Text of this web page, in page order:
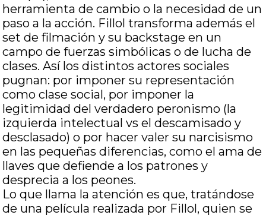
herramienta de cambio o la necesidad de un
paso a la acción. Fillol transforma además el
set de filmación y su backstage en un
campo de fuerzas simbólicas o de lucha de
clases. Así los distintos actores sociales
pugnan: por imponer su representación
como clase social, por imponer la
legitimidad del verdadero peronismo (la
izquierda intelectual vs el descamisado y
desclasado) o por hacer valer su narcisismo
en las pequeñas diferencias, como el ama de
llaves que defiende a los patrones y
desprecia a los peones.
Lo que llama la atención es que, tratándose
de una película realizada por Fillol, quien se